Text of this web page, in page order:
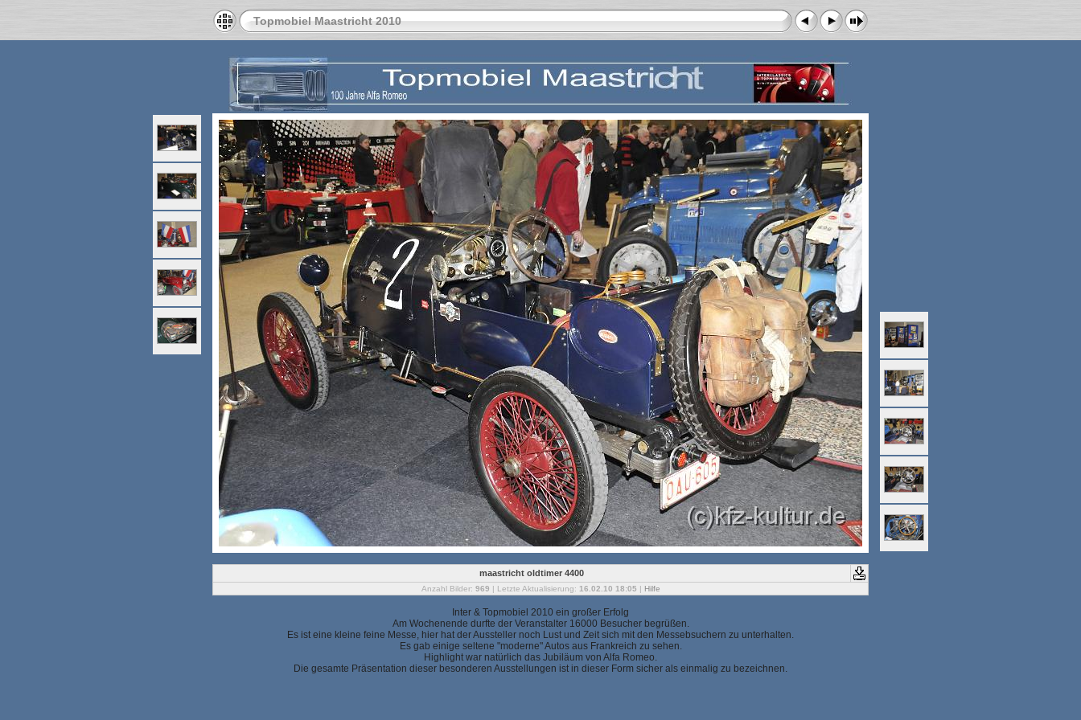
Topmobiel Maastricht 2010
maastricht oldtimer 4400
Anzahl Bilder: 969 | Letzte Aktualisierung: 16.02.10 18:05 | Hilfe
Inter & Topmobiel 2010 ein großer Erfolg
Am Wochenende durfte der Veranstalter 16000 Besucher begrüßen.
Es ist eine kleine feine Messe, hier hat der Aussteller noch Lust und Zeit sich mit den Messebsuchern zu unterhalten.
Es gab einige seltene "moderne" Autos aus Frankreich zu sehen.
Highlight war natürlich das Jubiläum von Alfa Romeo.
Die gesamte Präsentation dieser besonderen Ausstellungen ist in dieser Form sicher als einmalig zu bezeichnen.